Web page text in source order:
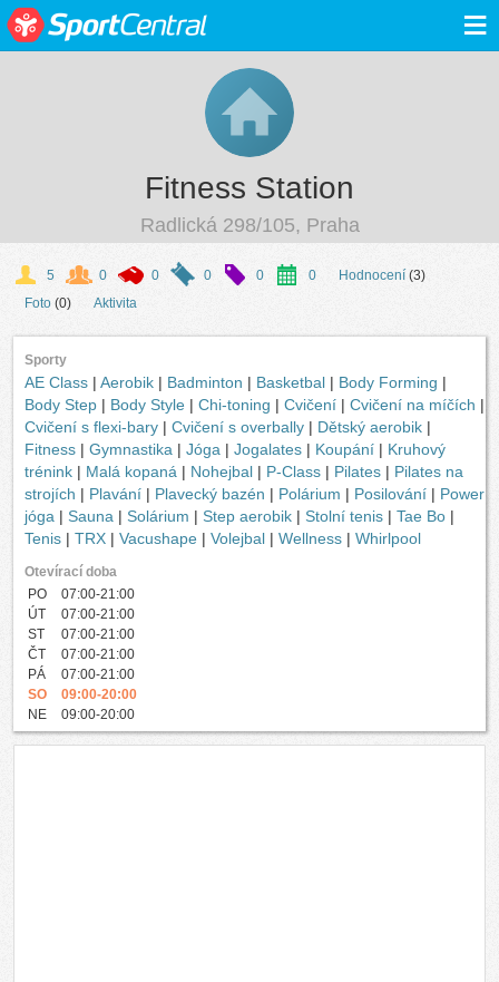
≡
Fitness Station
Radlická 298/105, Praha
5 0 0 0 0 0 Hodnocení (3)
Foto (0) Aktivita
Sporty
AE Class | Aerobik | Badminton | Basketbal | Body Forming |
Body Step | Body Style | Chi-toning | Cvičení | Cvičení na míčích |
Cvičení s flexi-bary | Cvičení s overbally | Dětský aerobik |
Fitness | Gymnastika | Jóga | Jogalates | Koupání | Kruhový
trénink | Malá kopaná | Nohejbal | P-Class | Pilates | Pilates na
strojích | Plavání | Plavecký bazén | Polárium | Posilování | Power
jóga | Sauna | Solárium | Step aerobik | Stolní tenis | Tae Bo |
Tenis | TRX | Vacushape | Volejbal | Wellness | Whirlpool
Otevírací doba
PO
07:00-21:00
ÚT
07:00-21:00
ST
07:00-21:00
ČT
07:00-21:00
PÁ
07:00-21:00
SO
09:00-20:00
NE
09:00-20:00